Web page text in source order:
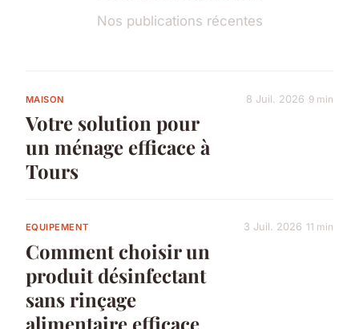
Nos publications récentes
MAISON
Votre solution pour
un ménage efficace à
Tours
8 Juil. 2026 9 min
EQUIPEMENT
Comment choisir un
produit désinfectant
sans rinçage
alimentaire efficace
3 Juil. 2026 11 min